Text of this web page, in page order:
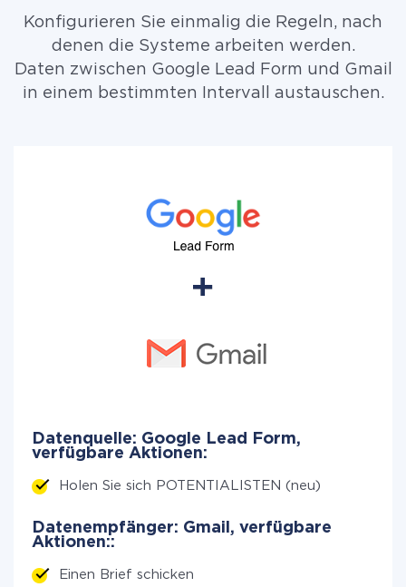
Konfigurieren Sie einmalig die Regeln, nach
denen die Systeme arbeiten werden.
Daten zwischen Google Lead Form und Gmail
in einem bestimmten Intervall austauschen.
Datenquelle: Google Lead Form,
verfügbare Aktionen:
Holen Sie sich POTENTIALISTEN (neu)
Datenempfänger: Gmail, verfügbare
Aktionen::
Einen Brief schicken